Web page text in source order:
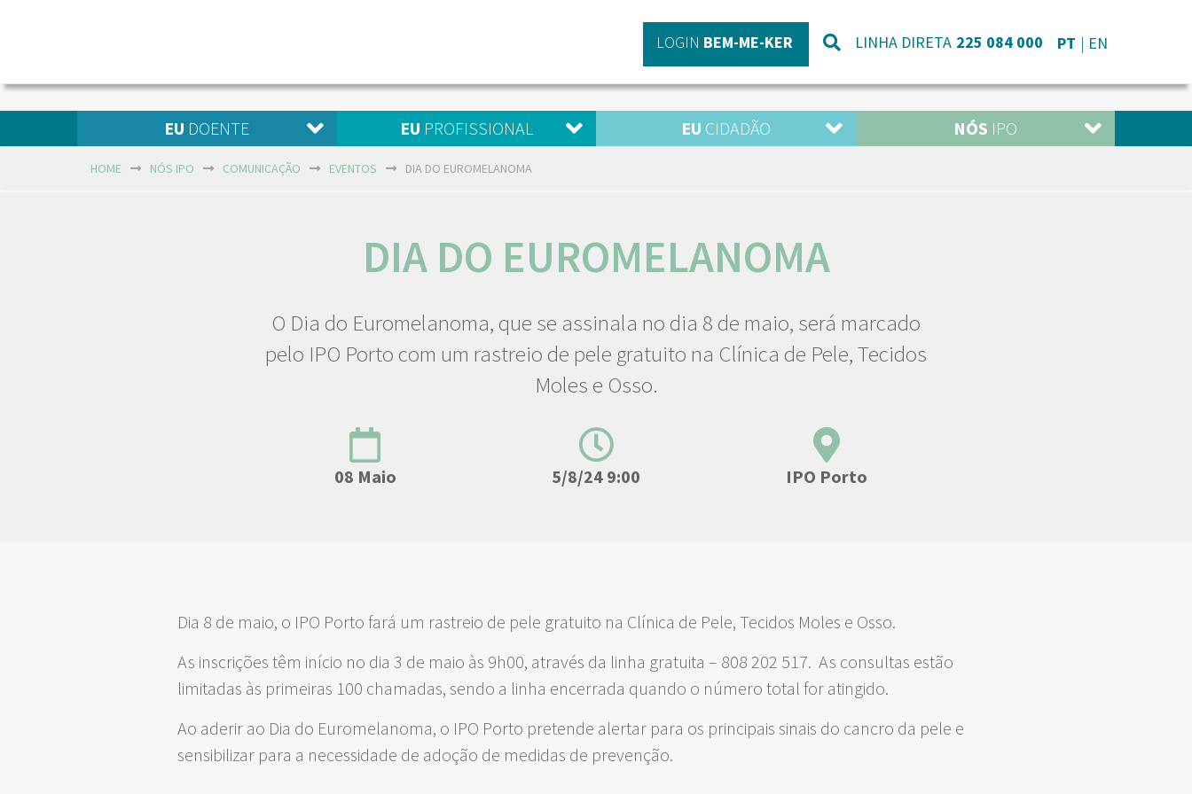
LOGIN BEM-ME-KER LINHA DIRETA 225 084 000 PT EN
EU DOENTE EU PROFISSIONAL EU CIDADÃO NÓS IPO
HOME NÓS IPO COMUNICAÇÃO EVENTOS DIA DO EUROMELANOMA
DIA DO EUROMELANOMA
O Dia do Euromelanoma, que se assinala no dia 8 de maio, será marcado
pelo IPO Porto com um rastreio de pele gratuito na Clínica de Pele, Tecidos
Moles e Osso.
08 Maio 5/8/24 9:00 IPO Porto
Dia 8 de maio, o IPO Porto fará um rastreio de pele gratuito na Clínica de Pele, Tecidos Moles e Osso.
As inscrições têm início no dia 3 de maio às 9h00, através da linha gratuita – 808 202 517. As consultas estão
limitadas às primeiras 100 chamadas, sendo a linha encerrada quando o número total for atingido.
Ao aderir ao Dia do Euromelanoma, o IPO Porto pretende alertar para os principais sinais do cancro da pele e
sensibilizar para a necessidade de adoção de medidas de prevenção.